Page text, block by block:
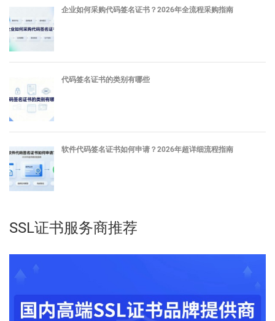
企业如何采购代码签名证书？2026年全流程采购指南
代码签名证书的类别有哪些
软件代码签名证书如何申请？2026年超详细流程指南
SSL证书服务商推荐